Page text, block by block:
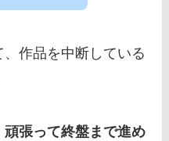
作品を中断している
頑張って終盤まで進め